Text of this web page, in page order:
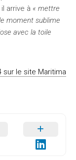
arrive à « mettre
moment sublime
avec la toile
sur le site Maritima